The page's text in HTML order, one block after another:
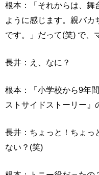
根本：「それからは、舞
ように感じます。親バ
です。」だって(笑) で、
長井：え、なに？
根本：「小学校から9年
ストサイドストーリー』
長井：ちょっと！ちょっ
ない？(笑)